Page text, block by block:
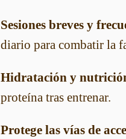
Sesiones breves y
diario para combatir la
Hidratación y
proteína tras entrenar.
Protege las vías de